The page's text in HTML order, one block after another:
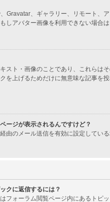
Gravatar、ギャラリー、リモート
しアバター画像を利用できない場合
スト・画像のことであり、これらは
を上げるためだけに無意味な記事を
ージが表示されるんですけど？
由のメール送信を有効に設定してい
クに返信するには？
フォーラム閲覧ページ内にあるトピ